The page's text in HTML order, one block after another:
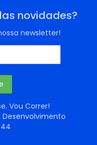
novidades?
newsletter!
Vou Correr!